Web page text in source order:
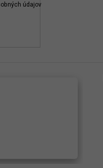
údajov